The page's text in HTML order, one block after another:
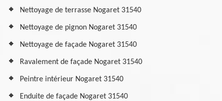
Nettoyage de terrasse Nogaret 31540
Nettoyage de pignon Nogaret 31540
Nettoyage de façade Nogaret 31540
Ravalement de façade Nogaret 31540
Peintre intérieur Nogaret 31540
Enduite de façade Nogaret 31540